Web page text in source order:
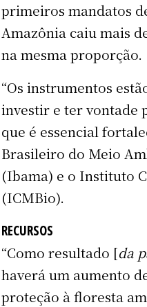
primeiros mandatos
Amazônia caiu mais
na mesma proporção.
“Os instrumentos
investir e ter vontade
que é essencial
Brasileiro do Meio
(Ibama) e o Instituto
(ICMBio).
RECURSOS
“Como resultado [da
haverá um aumento
proteção à floresta